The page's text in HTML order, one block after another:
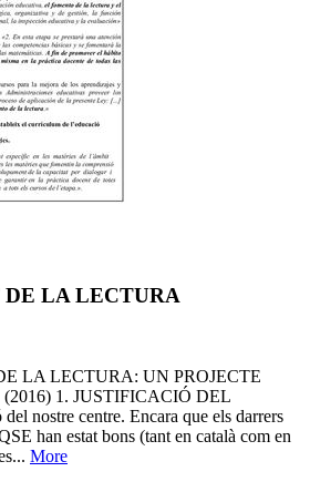
LA LECTURA
LA LECTURA: UN PROJECTE
1. JUSTIFICACIÓ DEL
nostre centre. Encara que els darrers
han estat bons (tant en català com en
More